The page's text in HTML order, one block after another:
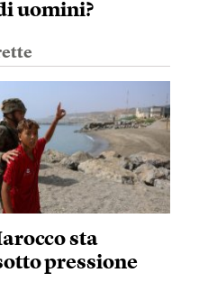
uomini?
sta
pressione